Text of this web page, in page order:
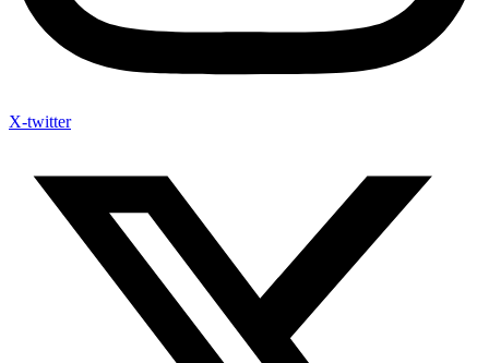
X-twitter